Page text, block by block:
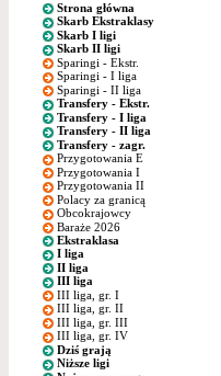
Strona główna
Skarb Ekstraklasy
Skarb I ligi
Skarb II ligi
Sparingi - Ekstr.
Sparingi - I liga
Sparingi - II liga
Transfery - Ekstr.
Transfery - I liga
Transfery - II liga
Transfery - zagr.
Przygotowania E
Przygotowania I
Przygotowania II
Polacy za granicą
Obcokrajowcy
Baraże 2026
Ekstraklasa
I liga
II liga
III liga
III liga, gr. I
III liga, gr. II
III liga, gr. III
III liga, gr. IV
Dziś grają
Niższe ligi